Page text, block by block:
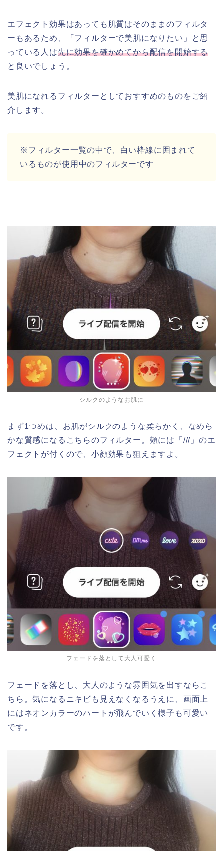
エフェクト効果はあっても肌質はそのままのフィルタ
ーもあるため、「フィルターで美肌になりたい」と思
っている人は先に効果を確かめてから配信を開始する
と良いでしょう。
美肌になれるフィルターとしておすすめのものをご紹
介します。
※フィルター一覧の中で、白い枠線に囲まれて
いるものが使用中のフィルターです
シルクのようなお肌に
まず1つめは、お肌がシルクのような柔らかく、なめら
かな質感になるこちらのフィルター。頰には「///」のエ
フェクトが付くので、小顔効果も狙えますよ。
フェードを落として大人可愛く
フェードを落とし、大人のような雰囲気を出すならこ
ちら。気になるニキビも見えなくなるうえに、画面上
にはネオンカラーのハートが飛んでいく様子も可愛い
です。